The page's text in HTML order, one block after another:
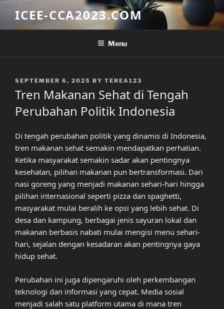
content
ICEE-CCA2023.COM
Menu
POSTED
SEPTEMBER 6, 2025 BY TEREA123
Tren Makanan Sehat di Tengah
Perubahan Politik Indonesia
Di tengah perubahan politik yang dinamis di Indonesia,
tren makanan sehat semakin mendapatkan perhatian.
Ketika masyarakat semakin sadar akan pentingnya
kesehatan, pilihan makanan pun bertransformasi. Dari
nasi goreng yang menjadi makanan sehari-hari hingga
pilihan internasional seperti pizza dan spaghetti,
masyarakat mulai beralih ke opsi yang lebih sehat. Di
desa dan kampung, berbagai jenis sayuran lokal dan
makanan berbasis nabati mulai mengisi menu sehari-
hari, sejalan dengan kesadaran akan pentingnya gaya
hidup sehat.
Perubahan ini juga dipengaruhi oleh perkembangan
teknologi dan informasi yang cepat. Media sosial
menjadi salah satu platform utama di mana tren